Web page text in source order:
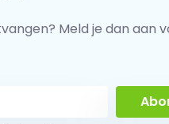
Meld je dan aan